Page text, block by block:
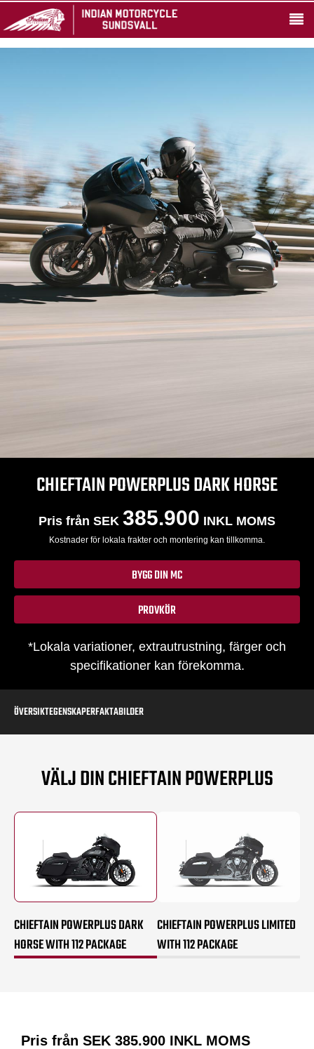
CHIEFTAIN POWERPLUS DARK HORSE
Pris från SEK 385.900 INKL MOMS
Kostnader för lokala frakter och montering kan tillkomma.
BYGG DIN MC
PROVKÖR
*Lokala variationer, extrautrustning, färger och
specifikationer kan förekomma.
ÖVERSIKTEGENSKAPERFAKTABILDER
VÄLJ DIN CHIEFTAIN POWERPLUS
CHIEFTAIN POWERPLUS DARK
HORSE WITH 112 PACKAGE
CHIEFTAIN POWERPLUS LIMITED
WITH 112 PACKAGE
Pris från SEK 385.900 INKL MOMS